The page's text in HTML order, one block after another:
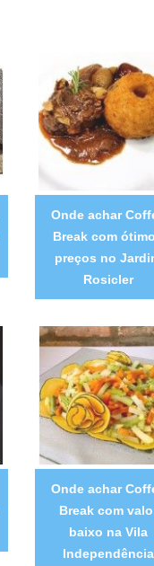
Onde achar
Break com
preços no
Rosicler
Onde achar
Break com
baixo na Vila
Independência